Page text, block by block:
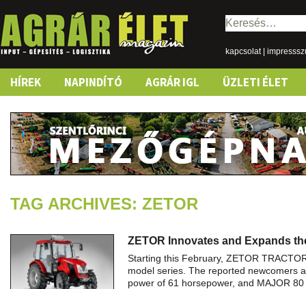
Keresés:
kapcsolat|
Skip
content
HÍREK NAPINDÍTÓ AGRÁR IGL ÜZLETI ÉLET
TAG ARCHIVES: ZETOR
ZETOR Innovates and Expands
Starting this February, ZETOR
model series. The reported newcomers
power of 61 horsepower, and MAJOR